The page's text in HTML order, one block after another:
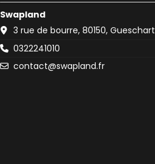
Swapland
3 rue de bourre, 80150, Gueschart
0322241010
contact@swapland.fr